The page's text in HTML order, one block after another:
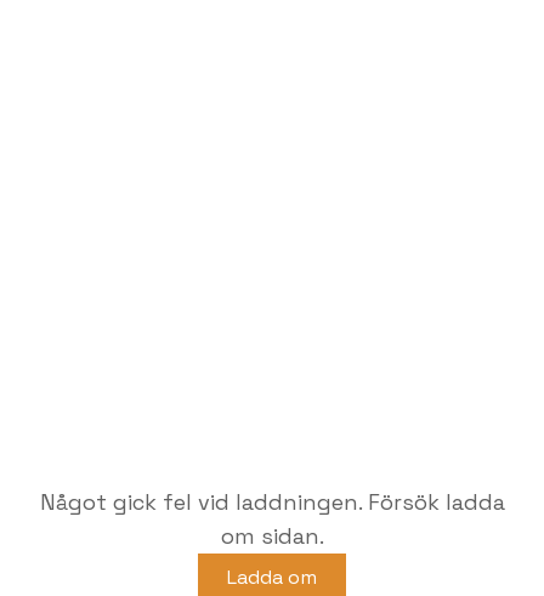
Något gick fel vid laddningen. Försök ladda
om sidan.
Ladda om